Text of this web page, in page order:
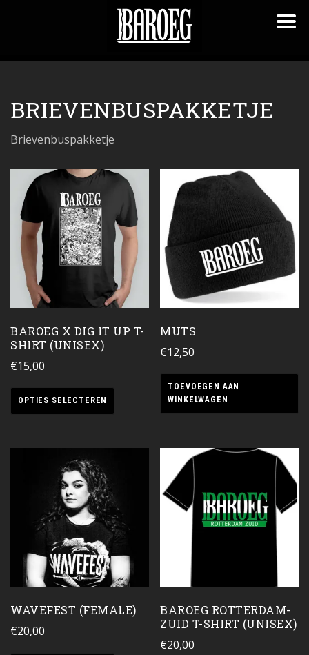
BRIEVENBUSPAKKETJE
Brievenbuspakketje
BAROEG X DIG IT UP T-
SHIRT (UNISEX)
€15,00
OPTIES SELECTEREN
MUTS
€12,50
TOEVOEGEN AAN
WINKELWAGEN
WAVEFEST (FEMALE)
€20,00
BAROEG ROTTERDAM-
ZUID T-SHIRT (UNISEX)
€20,00